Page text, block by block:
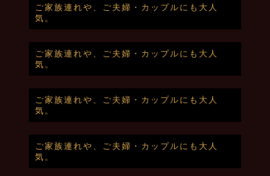
ご家族連れや、ご夫婦・カップルにも大人
気。
ご家族連れや、ご夫婦・カップルにも大人
気。
ご家族連れや、ご夫婦・カップルにも大人
気。
ご家族連れや、ご夫婦・カップルにも大人
気。